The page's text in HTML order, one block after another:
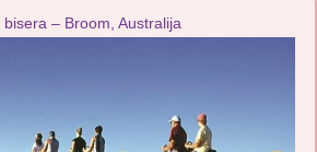
bisera – Broom, Australija